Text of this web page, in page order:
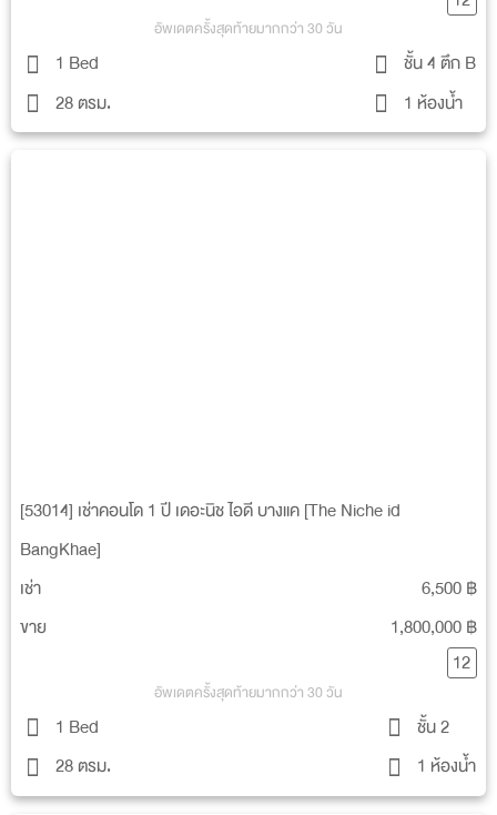
ฟิตเนส
ห้องน้ำแยกชาย-หญิง
สวนพักผ่อนริมสระว่ายน้ำ
สวนหย่อมรอบโครงการ
เดอะมอลล์ บางแค
ซีคอน บางแค
บิ๊กซี กัลปพฤกษ์
ตลาดบางแค
ร.ร.ฐานปัญญา
รพ.เกษมราษฎร์ บางแค
รพ.พญาไท 3
อัพเดตครั้งสุดท้ายมากกว่า 30 วัน
1 Bed
28 ตรม.
ชั้น 4 ตึก B
1 ห้องน้ำ
[53014] เช่าคอนโด 1 ปี เดอะนิช ไอดี บางแค [The Niche id
BangKhae]
เช่า
6,500 ฿
ขาย
1,800,000 ฿
12
อัพเดตครั้งสุดท้ายมากกว่า 30 วัน
1 Bed
28 ตรม.
ชั้น 2
1 ห้องน้ำ